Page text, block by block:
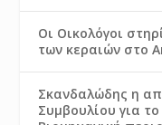
Οι Οικολόγοι
των κεραιών στο
Σκανδαλώδης η
Συμβουλίου για